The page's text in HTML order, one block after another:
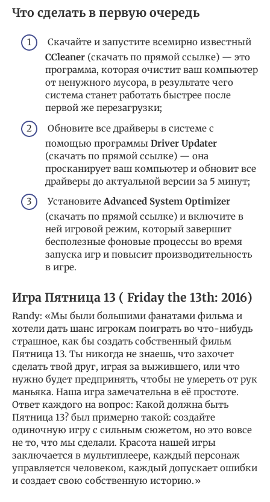
Что сделать в первую очередь
Скачайте и запустите всемирно известный
CCleaner (скачать по прямой ссылке) — это
программа, которая очистит ваш компьютер
от ненужного мусора, в результате чего
система станет работать быстрее после
первой же перезагрузки;
Обновите все драйверы в системе с
помощью программы Driver Updater
(скачать по прямой ссылке) — она
просканирует ваш компьютер и обновит все
драйверы до актуальной версии за 5 минут;
УстановитеAdvanced System Optimizer
(скачать по прямой ссылке) и включите в
ней игровой режим, который завершит
бесполезные фоновые процессы во время
запуска игр и повысит производительность
в игре.
Игра Пятница 13 ( Friday the 13th: 2016)
Randy: «Мы были большими фанатами фильма и
хотели дать шанс игрокам поиграть во что-нибудь
страшное, как бы создать собственный фильм
Пятница 13. Ты никогда не знаешь, что захочет
сделать твой друг, играя за выжившего, или что
нужно будет предпринять, чтобы не умереть от рук
маньяка. Наша игра замечательна в её простоте.
Ответ каждого на вопрос: Какой должна быть
Пятница 13? был примерно такой: создайте
одиночную игру с сильным сюжетом, но это вовсе
не то, что мы сделали. Красота нашей игры
заключается в мультиплеере, каждый персонаж
управляется человеком, каждый допускает ошибки
и создает свою собственную историю.»